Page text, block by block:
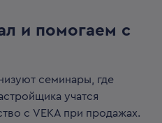
и помогаем с
семинары, где
учатся
с VEKA при продажах.